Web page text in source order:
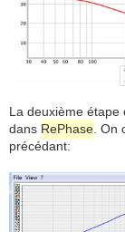
La deuxième étape
dans RePhase .
précédant: